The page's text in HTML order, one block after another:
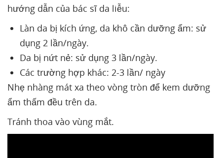
hướng dẫn của bác sĩ da liễu:
Làn da bị kích ứng, da khô cần dưỡng ẩm: sử
dụng 2 lần/ngày.
Da bị nứt nẻ: sử dụng 3 lần/ngày.
Các trường hợp khác: 2-3 lần/ ngày
Nhẹ nhàng mát xa theo vòng tròn để kem dưỡng
ẩm thấm đều trên da.
Tránh thoa vào vùng mắt.